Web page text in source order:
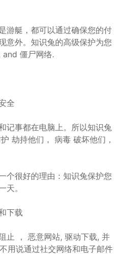
艇，都可以通过确保您的付
意外。知识兔的高级保护为您
and 僵尸网络.
全
事都在电脑上。所以知识兔
劫持他们， 病毒 破坏他们，
很好的理由：知识兔保护您
天。
下载
， 恶意网站, 驱动下载, 并
用说通过社交网络和电子邮件